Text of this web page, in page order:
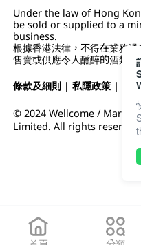
Under the law of Hong
be sold or supplied to a
business.
根據香港法律，不得在業務
售賣或供應令人醺醉的酒類。
條款及細則 |私隱政策 |
© 2024 Wellcome / Market
Limited. All rights